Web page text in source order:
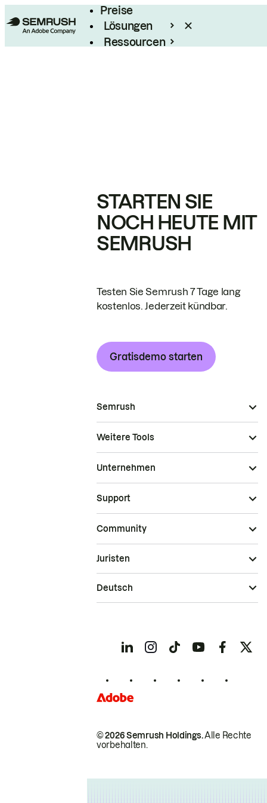
Preise
Lösungen
Ressourcen
STARTEN SIE
NOCH HEUTE MIT
SEMRUSH
Testen Sie Semrush 7 Tage lang
kostenlos. Jederzeit kündbar.
Gratisdemo starten
Semrush
Weitere Tools
Unternehmen
Support
Community
© 2026 Semrush Holdings.Alle Rechte
vorbehalten.
Juristen
Deutsch